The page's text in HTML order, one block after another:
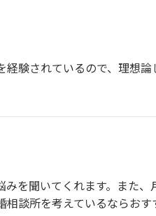
験されているので、理想
を聞いてくれます。また
談所を考えているならおす